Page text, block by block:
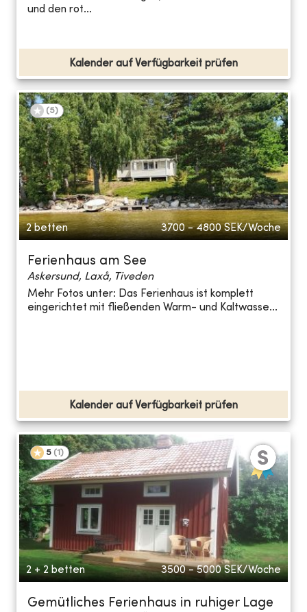
und den rot...
Kalender auf Verfügbarkeit prüfen
(5)
2 betten 3700 - 4800 SEK/Woche
Ferienhaus am See
Askersund, Laxå, Tiveden
Mehr Fotos unter: Das Ferienhaus ist komplett
eingerichtet mit fließenden Warm- und Kaltwasse...
Kalender auf Verfügbarkeit prüfen
5 (1 )
2 + 2 betten 3500 - 5000 SEK/Woche
Gemütliches Ferienhaus in ruhiger Lage